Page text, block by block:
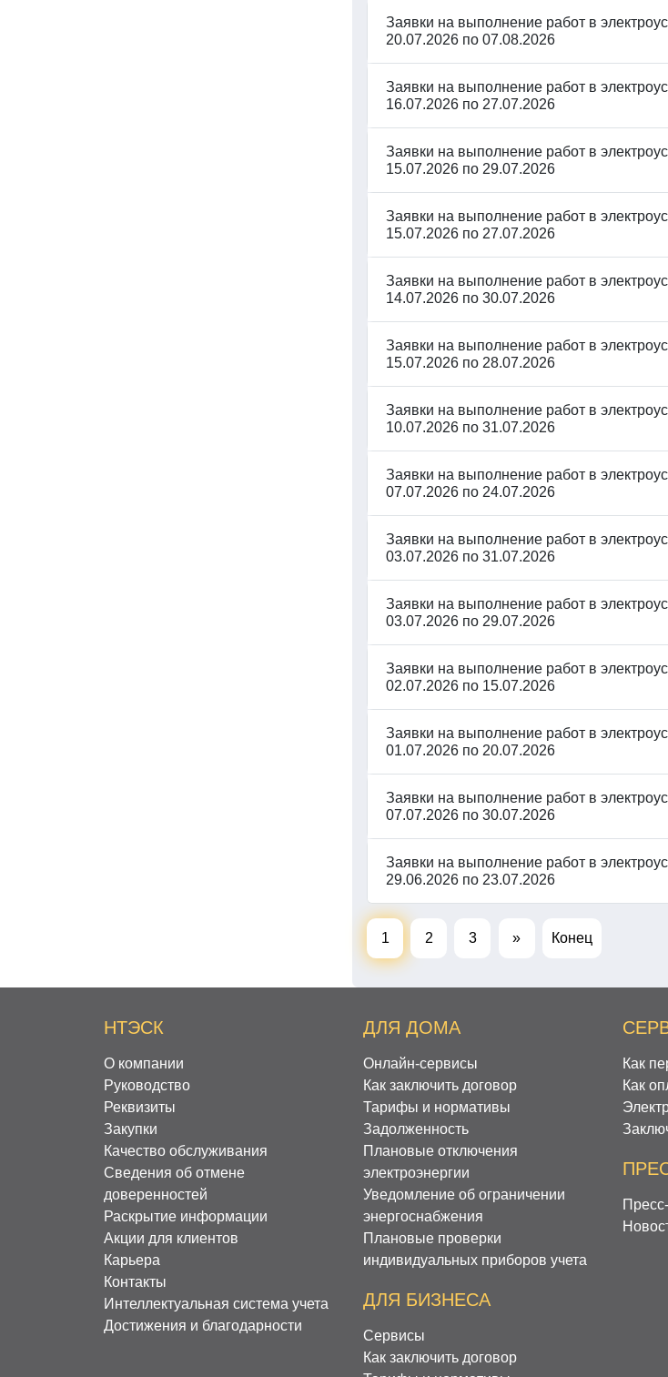
Заявки на выполнение работ в
20.07.2026 по 07.08.2026
Заявки на выполнение работ в
16.07.2026 по 27.07.2026
Заявки на выполнение работ в
15.07.2026 по 29.07.2026
Заявки на выполнение работ в
15.07.2026 по 27.07.2026
Заявки на выполнение работ в
14.07.2026 по 30.07.2026
Заявки на выполнение работ в
15.07.2026 по 28.07.2026
Заявки на выполнение работ в
10.07.2026 по 31.07.2026
Заявки на выполнение работ в
07.07.2026 по 24.07.2026
Заявки на выполнение работ в
03.07.2026 по 31.07.2026
Заявки на выполнение работ в
03.07.2026 по 29.07.2026
Заявки на выполнение работ в
02.07.2026 по 15.07.2026
Заявки на выполнение работ в
01.07.2026 по 20.07.2026
Заявки на выполнение работ в
07.07.2026 по 30.07.2026
Заявки на выполнение работ в
29.06.2026 по 23.07.2026
1 2 3 » Конец
НТЭСК
О компании
Руководство
Реквизиты
Закупки
Качество обслуживания
Сведения об отмене
доверенностей
Раскрытие информации
Акции для клиентов
Карьера
Контакты
Интеллектуальная система учета
Достижения и благодарности
ДЛЯ ДОМА
Онлайн-сервисы
Как заключить договор
Тарифы и нормативы
Задолженность
Плановые отключения
электроэнергии
Уведомление об ограничении
энергоснабжения
Плановые проверки
индивидуальных приборов учета
ДЛЯ БИЗНЕСА
Сервисы
Как заключить договор
Как
Как